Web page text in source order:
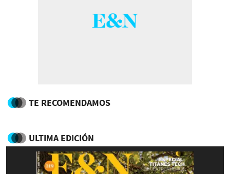
TE RECOMENDAMOS
ULTIMA EDICIÓN